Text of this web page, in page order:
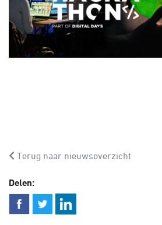
Terug naar nieuwsoverzicht
Delen: